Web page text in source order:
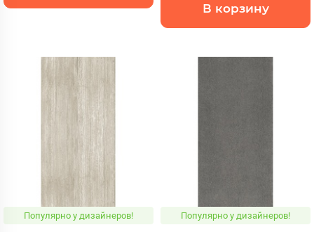
В корзину
Популярно у дизайнеров! Популярно у дизайнеров!